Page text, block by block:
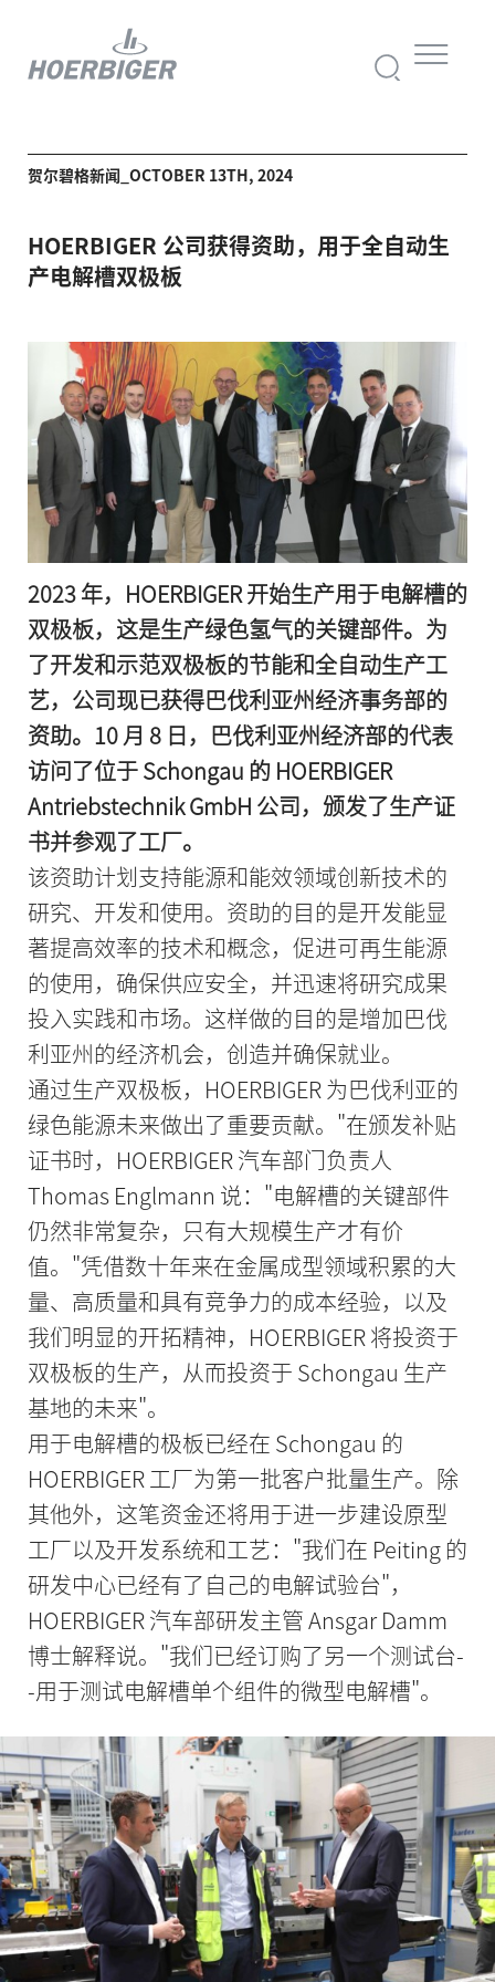
贺尔碧格新闻_OCTOBER 13TH, 2024
HOERBIGER 公司获得资助，用于全自动生
产电解槽双极板
2023 年，HOERBIGER 开始生产用于电解槽的
双极板，这是生产绿色氢气的关键部件。为
了开发和示范双极板的节能和全自动生产工
艺，公司现已获得巴伐利亚州经济事务部的
资助。10 月 8 日，巴伐利亚州经济部的代表
访问了位于 Schongau 的 HOERBIGER
Antriebstechnik GmbH 公司，颁发了生产证
书并参观了工厂。
该资助计划支持能源和能效领域创新技术的
研究、开发和使用。资助的目的是开发能显
著提高效率的技术和概念，促进可再生能源
的使用，确保供应安全，并迅速将研究成果
投入实践和市场。这样做的目的是增加巴伐
利亚州的经济机会，创造并确保就业。
通过生产双极板，HOERBIGER 为巴伐利亚的
绿色能源未来做出了重要贡献。"在颁发补贴
证书时，HOERBIGER 汽车部门负责人
Thomas Englmann 说："电解槽的关键部件
仍然非常复杂，只有大规模生产才有价
值。"凭借数十年来在金属成型领域积累的大
量、高质量和具有竞争力的成本经验，以及
我们明显的开拓精神，HOERBIGER 将投资于
双极板的生产，从而投资于 Schongau 生产
基地的未来"。
用于电解槽的极板已经在 Schongau 的
HOERBIGER 工厂为第一批客户批量生产。除
其他外，这笔资金还将用于进一步建设原型
工厂以及开发系统和工艺："我们在 Peiting 的
研发中心已经有了自己的电解试验台"，
HOERBIGER 汽车部研发主管 Ansgar Damm
博士解释说。"我们已经订购了另一个测试台-
-用于测试电解槽单个组件的微型电解槽"。